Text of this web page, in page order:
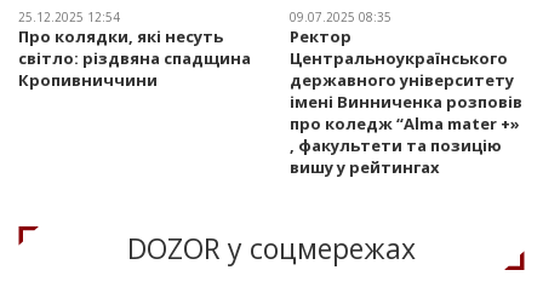
25.12.2025 12:54
Про колядки, які несуть
світло: різдвяна спадщина
Кропивниччини
09.07.2025 08:35
Ректор
Центральноукраїнського
державного університету
імені Винниченка розповів
про коледж “Alma mater +»
, факультети та позицію
вишу у рейтингах
DOZOR у соцмережах